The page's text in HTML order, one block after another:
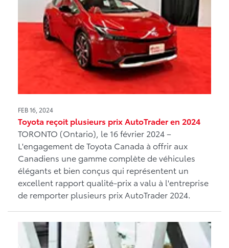
FEB 16, 2024
Toyota reçoit plusieurs prix AutoTrader en 2024
TORONTO (Ontario), le 16 février 2024 –
L'engagement de Toyota Canada à offrir aux
Canadiens une gamme complète de véhicules
élégants et bien conçus qui représentent un
excellent rapport qualité-prix a valu à l'entreprise
de remporter plusieurs prix AutoTrader 2024.